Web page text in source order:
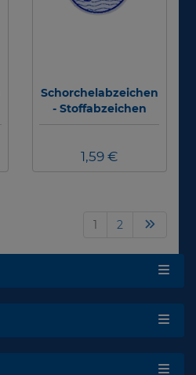
Schorchelabzeichen
- Stoffabzeichen
DSchnA Silber
1,59 €
1 2